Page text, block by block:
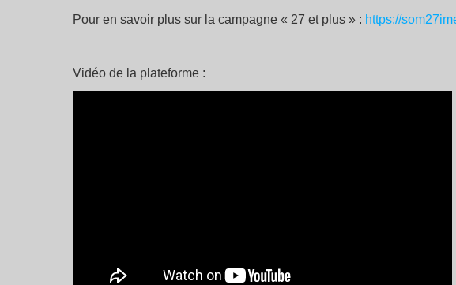
Pour en savoir plus sur la campagne « 27 et plus » : https://
Vidéo de la plateforme :